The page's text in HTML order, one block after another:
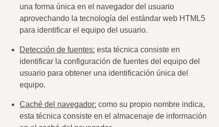
una forma única en el navegador del usuario
aprovechando la tecnología del estándar web HTML5
para identificar el equipo del usuario.
Detección de fuentes: esta técnica consiste en
identificar la configuración de fuentes del equipo del
usuario para obtener una identificación única del
equipo.
Caché del navegador: como su propio nombre indica,
esta técnica consiste en el almacenaje de información